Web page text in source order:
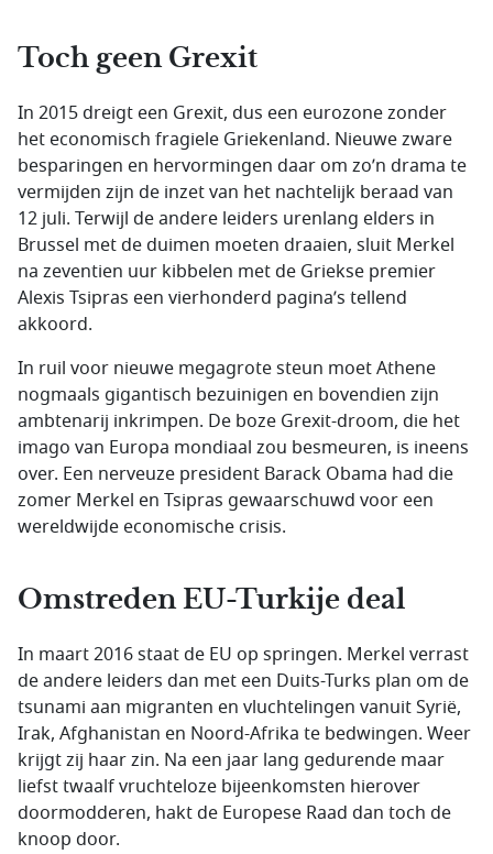
Toch geen Grexit
In 2015 dreigt een Grexit, dus een eurozone zonder
het economisch fragiele Griekenland. Nieuwe zware
besparingen en hervormingen daar om zo’n drama te
vermijden zijn de inzet van het nachtelijk beraad van
12 juli. Terwijl de andere leiders urenlang elders in
Brussel met de duimen moeten draaien, sluit Merkel
na zeventien uur kibbelen met de Griekse premier
Alexis Tsipras een vierhonderd pagina’s tellend
akkoord.
In ruil voor nieuwe megagrote steun moet Athene
nogmaals gigantisch bezuinigen en bovendien zijn
ambtenarij inkrimpen. De boze Grexit-droom, die het
imago van Europa mondiaal zou besmeuren, is ineens
over. Een nerveuze president Barack Obama had die
zomer Merkel en Tsipras gewaarschuwd voor een
wereldwijde economische crisis.
Omstreden EU-Turkije deal
In maart 2016 staat de EU op springen. Merkel verrast
de andere leiders dan met een Duits-Turks plan om de
tsunami aan migranten en vluchtelingen vanuit Syrië,
Irak, Afghanistan en Noord-Afrika te bedwingen. Weer
krijgt zij haar zin. Na een jaar lang gedurende maar
liefst twaalf vruchteloze bijeenkomsten hierover
doormodderen, hakt de Europese Raad dan toch de
knoop door.